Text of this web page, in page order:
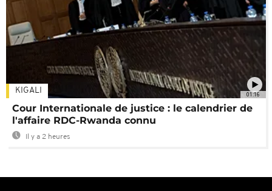
01:16
KIGALI
Cour Internationale de justice : le calendrier de
l'affaire RDC-Rwanda connu
Il y a 2 heures